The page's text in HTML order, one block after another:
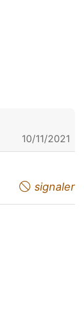
10/11/2021
signaler